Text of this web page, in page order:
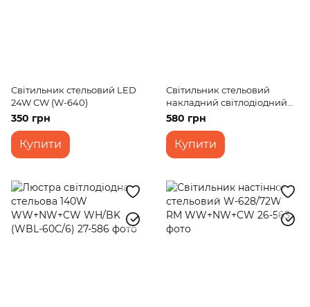
Cвітильник стельовий LED
24W CW (W-640)
350 грн
Купити
Світильник стельовий
накладний світлодіодний
LED-471/50W CW
580 грн
Купити